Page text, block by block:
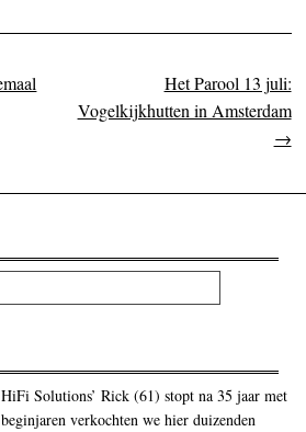
Het Parool 13 juli:
Vogelkijkhutten in Amsterdam
→
Solutions’ Rick (61) stopt na 35 jaar met
verkochten we hier duizenden